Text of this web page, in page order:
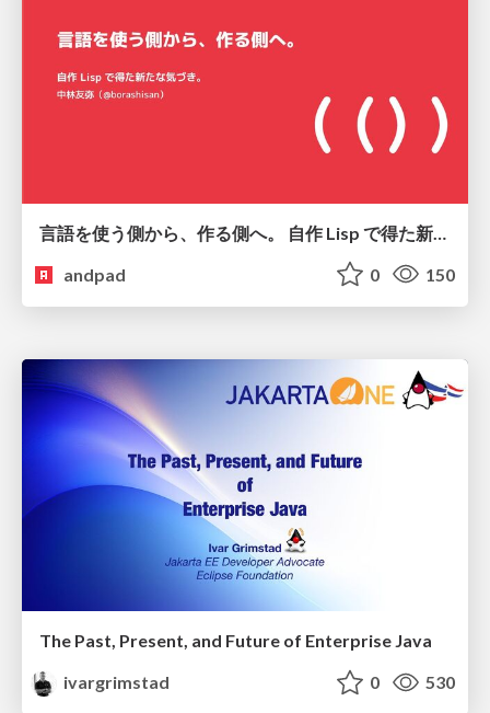
andpad
0 150
The Past, Present, and Future of Enterprise Java
ivargrimstad
0 530